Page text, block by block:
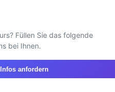
Füllen Sie das folgende
bei Ihnen.
anfordern